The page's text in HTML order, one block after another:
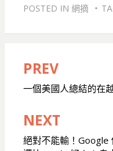
POSTED IN 網摘
文
章
導
覽
PREV
一個美國人總結的在
NEXT
絕對不能輸！Google